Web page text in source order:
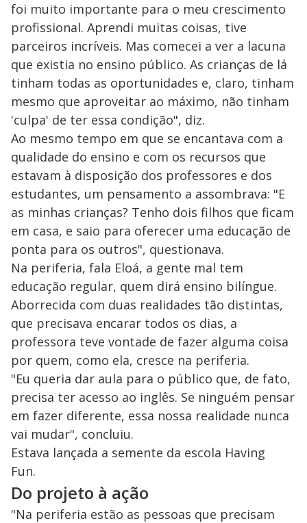
foi muito importante para o meu crescimento
profissional. Aprendi muitas coisas, tive
parceiros incríveis. Mas comecei a ver a lacuna
que existia no ensino público. As crianças de lá
tinham todas as oportunidades e, claro, tinham
mesmo que aproveitar ao máximo, não tinham
'culpa' de ter essa condição", diz.
Ao mesmo tempo em que se encantava com a
qualidade do ensino e com os recursos que
estavam à disposição dos professores e dos
estudantes, um pensamento a assombrava: "E
as minhas crianças? Tenho dois filhos que ficam
em casa, e saio para oferecer uma educação de
ponta para os outros", questionava.
Na periferia, fala Eloá, a gente mal tem
educação regular, quem dirá ensino bilíngue.
Aborrecida com duas realidades tão distintas,
que precisava encarar todos os dias, a
professora teve vontade de fazer alguma coisa
por quem, como ela, cresce na periferia.
"Eu queria dar aula para o público que, de fato,
precisa ter acesso ao inglês. Se ninguém pensar
em fazer diferente, essa nossa realidade nunca
vai mudar", concluiu.
Estava lançada a semente da escola Having
Fun.
Do projeto à ação
"Na periferia estão as pessoas que precisam